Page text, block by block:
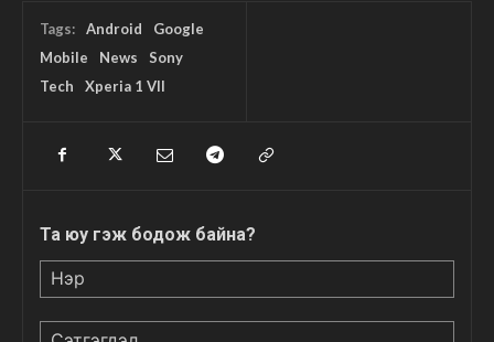
Tags: Android
Google
Mobile
News
Sony
Tech
Xperia 1 VII
Та юу гэж бодож байна?